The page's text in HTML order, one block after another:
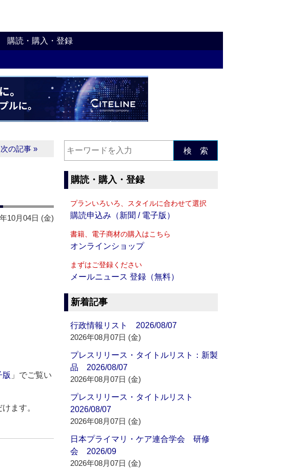
購読・購入・登録
次の記事 »
10月04日 (金)
版 」でご覧い
ます。
検 索
購読・購入・登録
プランいろいろ、スタイルに合わせて選択
購読申込み（新聞 / 電子版）
書籍、電子商材の購入はこちら
オンラインショップ
まずはご登録ください
メールニュース 登録（無料）
新着記事
行政情報リスト 2026/08/07
2026年08月07日 (金)
プレスリリース・タイトルリスト：新製
品 2026/08/07
2026年08月07日 (金)
プレスリリース・タイトルリスト
2026/08/07
2026年08月07日 (金)
日本プライマリ・ケア連合学会 研修
会 2026/09
2026年08月07日 (金)